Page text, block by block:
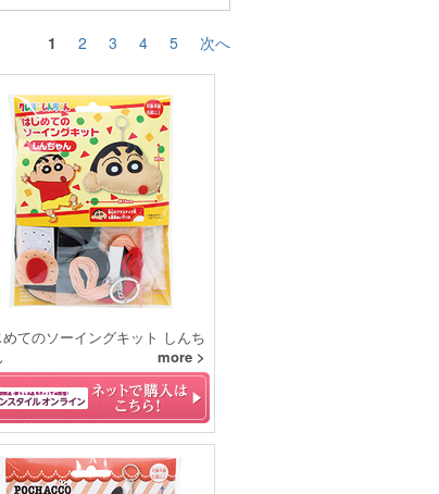
1 2 3 4 5 次へ
めてのソーイングキット しんち
more >